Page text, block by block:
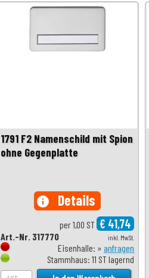
1791 F2 Namenschild mit Spion
ohne Gegenplatte
info Details
per 1,00 ST € 41,74
inkl. MwSt.
Art.-Nr. 317770
Eisenhalle: » anfragen
Stammhaus: 11 ST lagernd